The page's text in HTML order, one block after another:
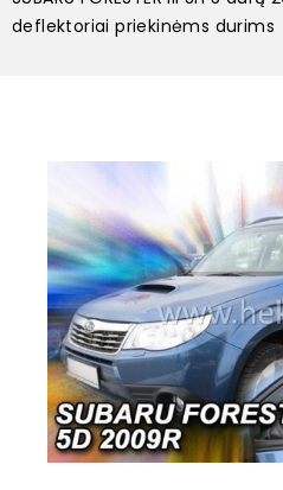
deflektoriai priekinėms durims